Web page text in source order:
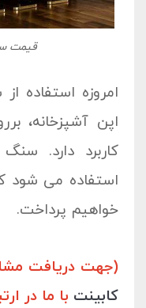
قیمت
امروزه استفاده
اپن آشپزخانه،
کاربرد دارد.
استفاده می شود
خواهیم پرداخت.
(جهت دریافت
کابینت با ما در ارتباط